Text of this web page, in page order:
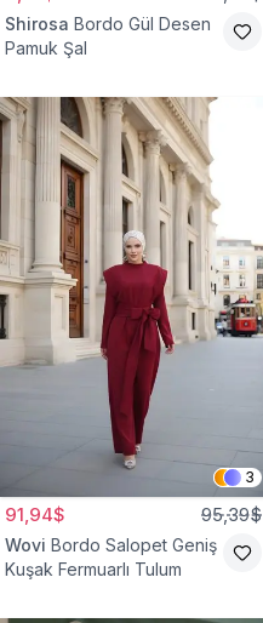
Shirosa Bordo Gül Desen
Pamuk Şal
3
91,94$ 95,39$
Wovi Bordo Salopet Geniş
Kuşak Fermuarlı Tulum